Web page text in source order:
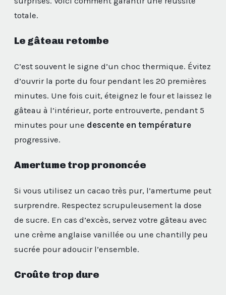
totale.
Le gâteau retombe
C’est souvent le signe d’un choc thermique. Évitez
d’ouvrir la porte du four pendant les 20 premières
minutes. Une fois cuit, éteignez le four et laissez le
gâteau à l’intérieur, porte entrouverte, pendant 5
minutes pour une descente en température
progressive.
Amertume trop prononcée
Si vous utilisez un cacao très pur, l’amertume peut
surprendre. Respectez scrupuleusement la dose
de sucre. En cas d’excès, servez votre gâteau avec
une crème anglaise vanillée ou une chantilly peu
sucrée pour adoucir l’ensemble.
Croûte trop dure